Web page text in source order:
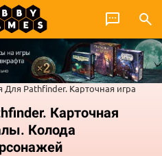
Для Pathfinder. Карточная игра
Карточная
Колода